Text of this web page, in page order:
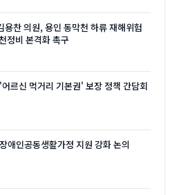
용찬 의원, 용인 동막천 하류 재해위험
정비 본격화 촉구
르신 먹거리 기본권' 보장 정책 간담회
애인공동생활가정 지원 강화 논의